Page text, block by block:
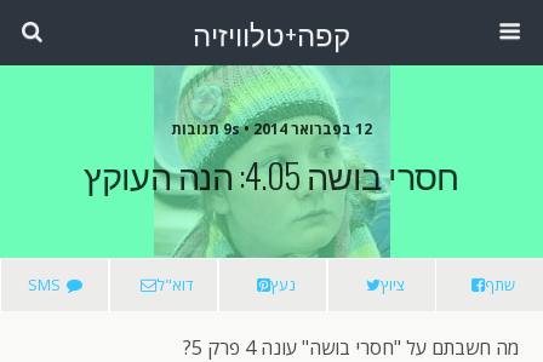
קפה+טלוויזיה
12 בפברואר 2014 • 9s תגובות
חסרי בושה 4.05: הנה העוקץ
שתף ציוץ נעץ דוא"ל SMS
מה חשבתם על "חסרי בושה" עונה 4 פרק 5?